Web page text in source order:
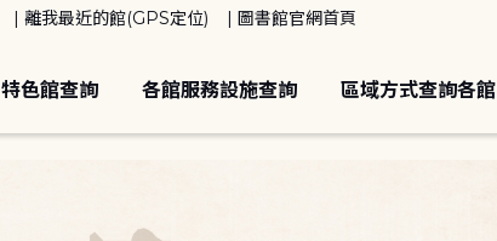
離我最近的館(GPS定位) 圖書館官網首頁
特色館查詢 各館服務設施查詢 區域方式查詢各館